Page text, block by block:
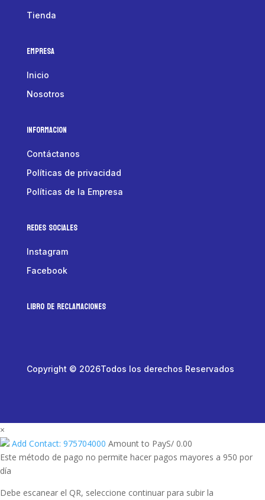
Tienda
Empresa
Inicio
Nosotros
Informacion
Contáctanos
Políticas de privacidad
Políticas de la Empresa
Redes Sociales
Instagram
Facebook
LIBRO DE RECLAMACIONES
Copyright © 2026Todos los derechos Reservados
×
Add Contact: 975704000 Amount to PayS/ 0.00
Este método de pago no permite hacer pagos mayores a 950 por
día
Debe escanear el QR, seleccione continuar para subir la